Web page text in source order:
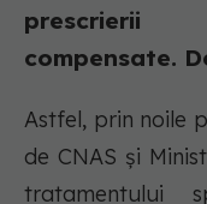
prescrierii
compensate.
Astfel, prin noile
de CNAS și
tratamentului